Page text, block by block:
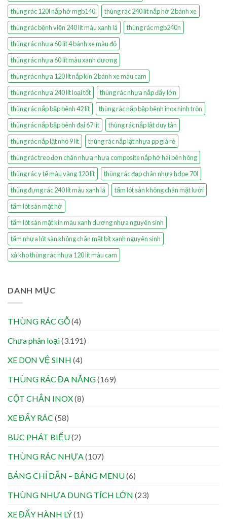
thùng rác 120l nắp hở mgb140
thùng rác 240 lít nắp hở 2 bánh xe
thùng rác bệnh viện 240 lít màu xanh lá
thùng rác mgb240n
thùng rác nhựa 60 lít 4 bánh xe màu đỏ
thùng rác nhựa 60 lít màu xanh dương
thùng rác nhựa 120 lít nắp kín 2 bánh xe màu cam
thùng rác nhựa 240 lít loại tốt
thùng rác nhựa nắp đẩy lớn
thùng rác nắp bập bênh 42 lít
thùng rác nắp bập bênh inox hình tròn
thùng rác nắp bập bênh đại 67 lít
thùng rác nắp lật duy tân
thùng rác nắp lật nhỏ 9 lít
thùng rác nắp lật nhựa pp giá rẻ
thùng rác treo đơn chân nhựa nhựa composite nắp hở hai bên hông
thùng rác y tế màu vàng 120 lít
thùng rác đạp chân nhựa hdpe 70l
thùng đựng rác 240 lít màu xanh lá
tấm lót sàn không chân mặt lưới
tấm lót sàn mặt hở
tấm lót sàn mặt kín màu xanh dương nhựa nguyên sinh
tấm nhựa lót sàn không chân mặt bít xanh nguyên sinh
xả kho thùng rác nhựa 120 lít màu cam
DANH MỤC
THÙNG RÁC GỖ(4)
Chưa phân loại(3.191)
XE DỌN VỆ SINH (4)
THÙNG RÁC ĐA NĂNG(169)
CỘT CHẮN INOX(8)
XE ĐẨY RÁC (58)
BỤC PHÁT BIỂU(2)
THÙNG RÁC NHỰA (107)
BẢNG CHỈ DẪN – BẢNG MENU(6)
THÙNG NHỰA DUNG TÍCH LỚN (23)
XE ĐẨY HÀNH LÝ(1)